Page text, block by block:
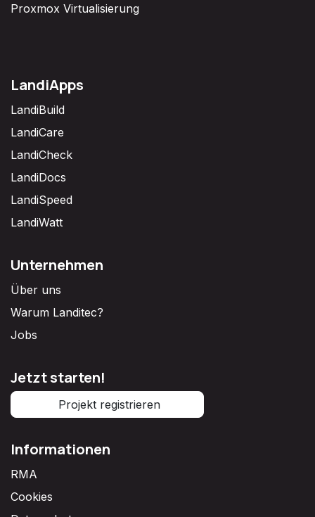
Proxmox Virtualisierung
LandiApps
LandiBuild
LandiCare
LandiCheck
LandiDocs
LandiSpeed
LandiWatt
Unternehmen
Über uns
Warum Landitec?
Jobs
Jetzt starten!
Projekt registrieren
Informationen
RMA
Cookies